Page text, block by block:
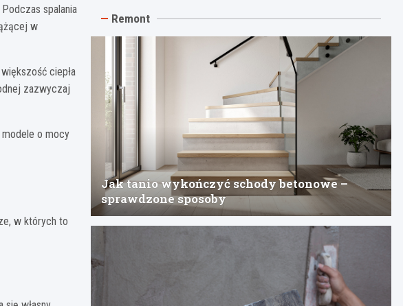
spalania
w
ciepła
zazwyczaj
o mocy
w których to
Remont
Jak tanio wykończyć schody betonowe –
sprawdzone sposoby